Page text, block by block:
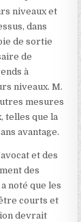
niveaux et
dans
de sortie
de
à
niveaux. M.
mesures
telles que la
avantage.
et des
des
noté que les
courts et
devrait